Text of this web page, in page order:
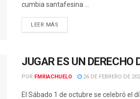
cumbia santafesina ...
LEER MÁS
JUGAR ES UN DERECHO
POR FMRIACHUELO 26 DE FEBRERO DE
El Sábado 1 de octubre se celebró el